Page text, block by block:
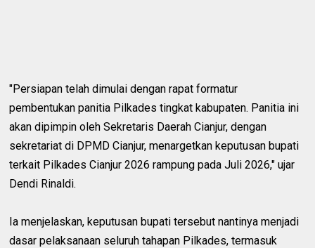
"Persiapan telah dimulai dengan rapat formatur
pembentukan panitia Pilkades tingkat kabupaten. Panitia ini
akan dipimpin oleh Sekretaris Daerah Cianjur, dengan
sekretariat di DPMD Cianjur, menargetkan keputusan bupati
terkait Pilkades Cianjur 2026 rampung pada Juli 2026," ujar
Dendi Rinaldi.
Ia menjelaskan, keputusan bupati tersebut nantinya menjadi
dasar pelaksanaan seluruh tahapan Pilkades, termasuk